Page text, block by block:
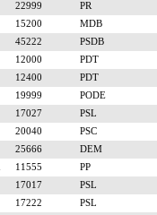
22999
PR
15200
MDB
45222
PSDB
12000
PDT
12400
PDT
19999
PODE
17027
PSL
20040
PSC
25666
DEM
11555
PP
17017
PSL
17222
PSL